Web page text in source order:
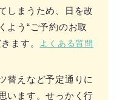
しまうため、日を改
よう“ご予約のお取
ます。
よくある質問
替えなど予定通りに
います。せっかく行